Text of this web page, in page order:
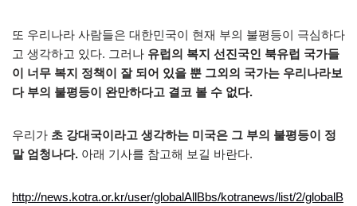
또 우리나라 사람들은 대한민국이 현재 부의 불평등이 극심하다
고 생각하고 있다. 그러나 유럽의 복지 선진국인 북유럽 국가들
이 너무 복지 정책이 잘 되어 있을 뿐 그외의 국가는 우리나라보
다 부의 불평등이 완만하다고 결코 볼 수 없다.
우리가 초 강대국이라고 생각하는 미국은 그 부의 불평등이 정
말 엄청나다. 아래 기사를 참고해 보길 바란다.
http://news.kotra.or.kr/user/globalAllBbs/kotranews/list/2/globalB